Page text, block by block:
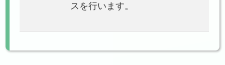
スを行います。